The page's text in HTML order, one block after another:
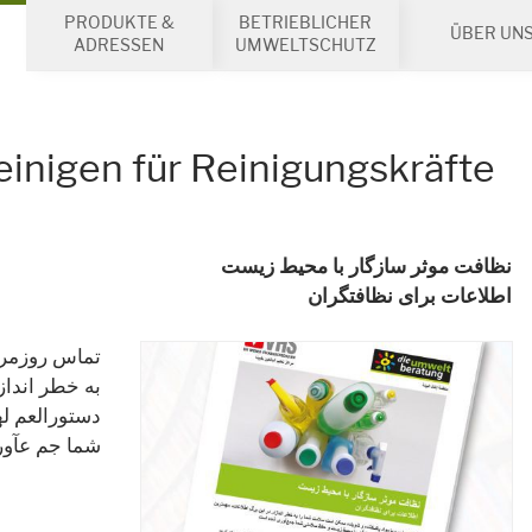
PRODUKTE &
ADRESSEN
BETRIEBLICHER
UMWELTSCHUTZ
ÜBER
für Reinigungskräfte
نظافت موثر سازگار با محیط زیست
اطلاعات برای نظافتگران
تماس
به خطر
دستورالعم
شما جم